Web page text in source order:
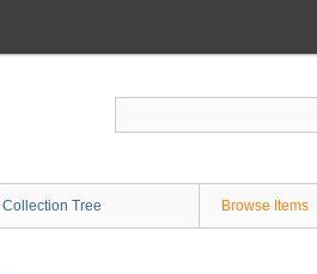
Collection Tree Browse Items